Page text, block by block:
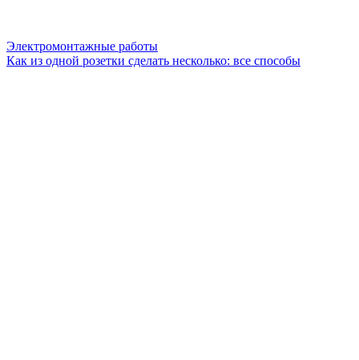
Электромонтажные работы
Как из одной розетки сделать несколько: все способы